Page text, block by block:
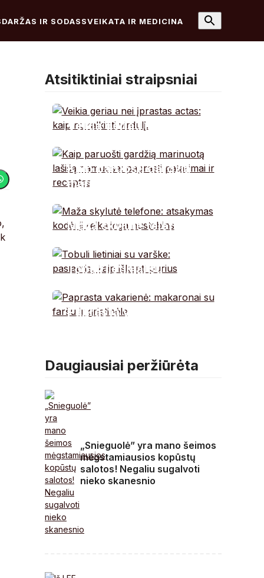
DARŽAS IR SODASSVEIKATA IR MEDICINA
Atsitiktiniai straipsniai
Veikia geriau nei
nukalkinti virdulį.
Kaip paruošti gardžią
marinuotą lašišą
patarimai ir receptas
Maža skylutė telefone:
reikalinga nustebins
Tobuli lietiniai su
iškepti purius
Paprasta vakarienė:
Daugiausiai peržiūrėta
„Snieguolė” yra mano šeimos
mėgstamiausios kopūstų
salotos! Negaliu sugalvoti
nieko skanesnio